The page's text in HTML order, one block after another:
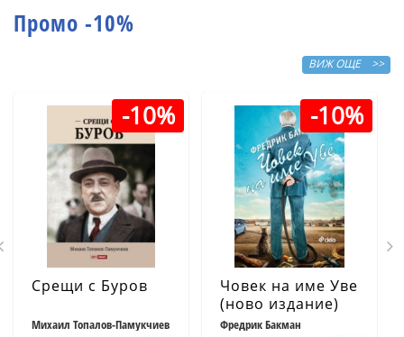
Промо -10%
ВИЖ ОЩЕ >>
-10%
Срещи с Буров
Михаил Топалов-Памукчиев
-10%
Човек на име Уве
(ново издание)
Фредрик Бакман